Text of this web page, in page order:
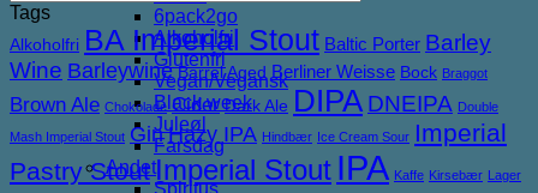
6pack2go
Alkoholfri
Glutenfri
Vegan/Vegansk
Black week
Juleøl
Farsdag
Andet
Spiritus
Tags
Alkoholfri BA Imperial Stout Baltic Porter Barley
Wine Barleywine Barrel Aged Berliner Weisse Bock Braggot
Brown Ale Chokolade Cider Dark Ale DIPA DNEIPA Double
Mash Imperial Stout GinHazy IPA Hindbær Ice Cream Sour Imperial
Pastry StoutImperial Stout IPA Kaffe Kirsebær Lager